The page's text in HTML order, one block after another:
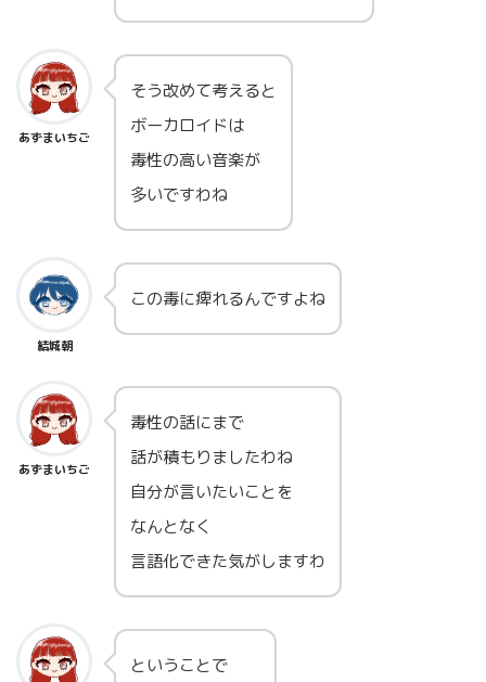
あずまいちご
そう改めて考えると
ボーカロイドは
毒性の高い音楽が
多いですわね
結城朝
この毒に痺れるんですよね
あずまいちご
毒性の話にまで
話が積もりましたわね
自分が言いたいことを
なんとなく
言語化できた気がしますわ
ということで